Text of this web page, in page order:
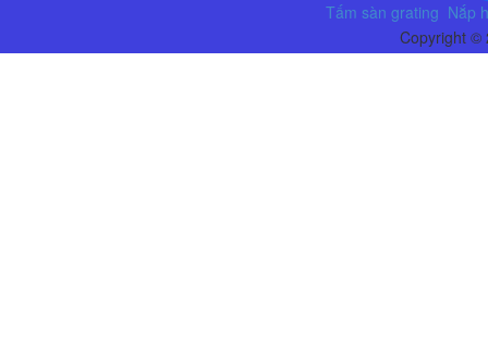
Tấm sàn grating Nắp
Copyright ©